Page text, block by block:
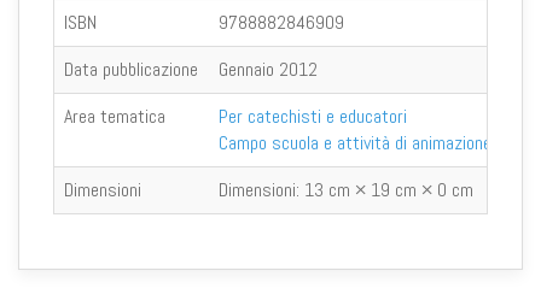
ISBN
9788882846909
Data pubblicazione
Gennaio 2012
Area tematica
Per catechisti e educatori
Campo scuola e attività di animazione
Dimensioni
Dimensioni: 13 cm × 19 cm × 0 cm